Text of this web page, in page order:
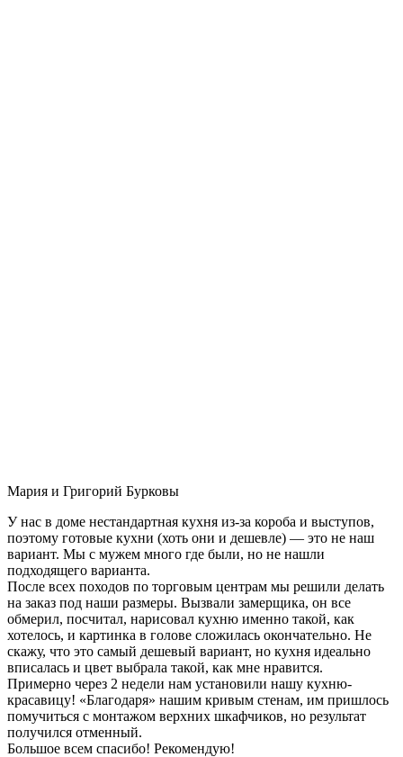
Мария и Григорий Бурковы
У нас в доме нестандартная кухня из-за короба и выступов,
поэтому готовые кухни (хоть они и дешевле) — это не наш
вариант. Мы с мужем много где были, но не нашли
подходящего варианта.
После всех походов по торговым центрам мы решили делать
на заказ под наши размеры. Вызвали замерщика, он все
обмерил, посчитал, нарисовал кухню именно такой, как
хотелось, и картинка в голове сложилась окончательно. Не
скажу, что это самый дешевый вариант, но кухня идеально
вписалась и цвет выбрала такой, как мне нравится.
Примерно через 2 недели нам установили нашу кухню-
красавицу! «Благодаря» нашим кривым стенам, им пришлось
помучиться с монтажом верхних шкафчиков, но результат
получился отменный.
Большое всем спасибо! Рекомендую!